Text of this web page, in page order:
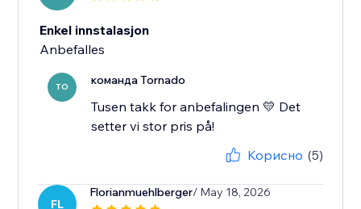
Enkel innstalasjon
Anbefalles
TO команда Tornado
Tusen takk for anbefalingen 💛 Det
setter vi stor pris på!
Корисно (5)
FL
Florianmuehlberger/ May 18, 2026